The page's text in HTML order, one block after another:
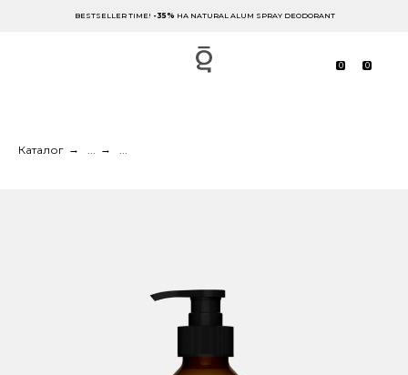
BESTSELLER TIME! -35% НА NATURAL ALUM SPRAY DEODORANT
0 0
Каталог → ... → ...